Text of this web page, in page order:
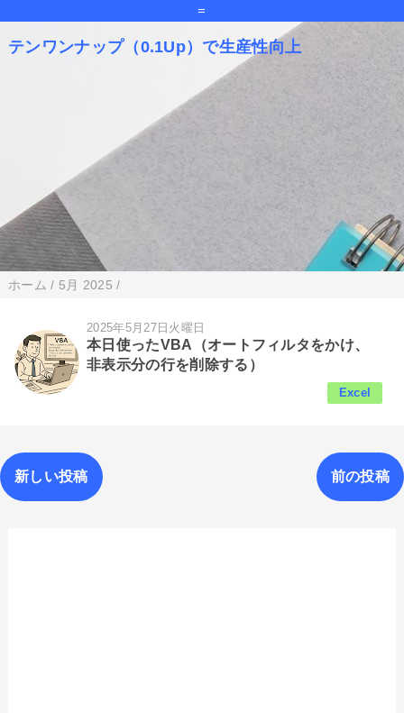
=
テンワンナップ（0.1Up）で生産性向上
ホーム / 5月 2025 /
2025年5月27日火曜日
本日使ったVBA（オートフィルタをかけ、
非表示分の行を削除する）
Excel
新しい投稿 前の投稿